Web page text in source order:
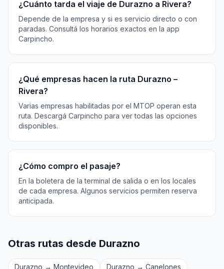
¿Cuánto tarda el viaje de Durazno a Rivera?
Depende de la empresa y si es servicio directo o con
paradas. Consultá los horarios exactos en la app
Carpincho.
¿Qué empresas hacen la ruta Durazno –
Rivera?
Varias empresas habilitadas por el MTOP operan esta
ruta. Descargá Carpincho para ver todas las opciones
disponibles.
¿Cómo compro el pasaje?
En la boletera de la terminal de salida o en los locales
de cada empresa. Algunos servicios permiten reserva
anticipada.
Otras rutas desde Durazno
Durazno → Montevideo Durazno → Canelones